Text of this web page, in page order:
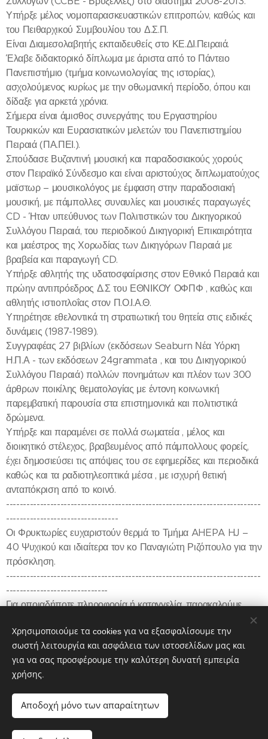
Υπήρξε μέλος νομοπαρασκευαστικών επιτροπών, καθώς και
του Πειθαρχικού Συμβουλίου του Δ.Σ.Π.
Είναι Διαμεσολαβητής εκπαιδευθείς στο ΚΕ.ΔΙ.Πειραιά.
Έλαβε διδακτορικό δίπλωμα με άριστα από το Πάντειο
Πανεπιστήμιο (τμήμα κοινωνιολογίας της ιστορίας),
ασχολούμενος κυρίως με την οθωμανική περίοδο, όπου και
δίδαξε για αρκετά χρόνια.
Σήμερα είναι άμισθος συνεργάτης του Εργαστηρίου
Τουρκικών και Ευρασιατικών μελετών του Πανεπιστημίου
Πειραιά (ΠΑ.ΠΕΙ.).
Σπούδασε Βυζαντινή μουσική και παραδοσιακούς χορούς
στον Πειραϊκό Σύνδεσμο και είναι αριστούχος διπλωματούχος
μαϊστωρ – μουσικολόγος με έμφαση στην παραδοσιακή
μουσική, με πάμπολλες συναυλίες και μουσικές παραγωγές
CD - Ήταν υπεύθυνος των Πολιτιστικών του Δικηγορικού
Συλλόγου Πειραιά, του περιοδικού Δικηγορική Επικαιρότητα
και μαέστρος της Χορωδίας των Δικηγόρων Πειραιά με
βραβεία και παραγωγή CD.
Υπήρξε αθλητής της υδατοσφαίρισης στον Εθνικό Πειραιά και
πρώην αντιπρόεδρος Δ.Σ του ΕΘΝΙΚΟΥ ΟΦΠΦ , καθώς και
αθλητής ιστιοπλοΐας στον Π.Ο.Ι.Α.Θ.
Υπηρέτησε εθελοντικά τη στρατιωτική του θητεία στις ειδικές
δυνάμεις (1987-1989).
Συγγραφέας 27 βιβλίων (εκδόσεων Seaburn Νέα Υόρκη
Η.Π.Α - των εκδόσεων 24grammata , και του Δικηγορικού
Συλλόγου Πειραιά) πολλών πονημάτων και πλέον των 300
άρθρων ποικίλης θεματολογίας με έντονη κοινωνική
παρεμβατική παρουσία στα επιστημονικά και πολιτιστικά
δρώμενα.
Υπήρξε και παραμένει σε πολλά σωματεία , μέλος και
διοικητικό στέλεχος, βραβευμένος από πάμπολλους φορείς,
έχει δημοσιεύσει τις απόψεις του σε εφημερίδες και περιοδικά
καθώς και τα ραδιοτηλεοπτικά μέσα , με ισχυρή θετική
ανταπόκριση από το κοινό.
---------------------------------------------------------------------------
---------------------------------
Οι Φρυκτωρίες ευχαριστούν θερμά το Τμήμα AHEPA HJ –
40 Ψυχικού και ιδιαίτερα τον κο Παναγιώτη Ριζόπουλο για την
πρόσκληση.
---------------------------------------------------------------------------
------------------------------
Για οποιαδήποτε πληροφορία ή καταγγελία, παρακαλούμε,
https://www.fryktories.net.
Share
Χρησιμοποιούμε τα cookies για να εξασφαλίσουμε την
σωστή λειτουργία και ασφάλεια των ιστοσελίδων μας και
για να σας προσφέρουμε την καλύτερη δυνατή εμπειρία
χρήσης.
Αποδοχή μόνο των απαραίτητων